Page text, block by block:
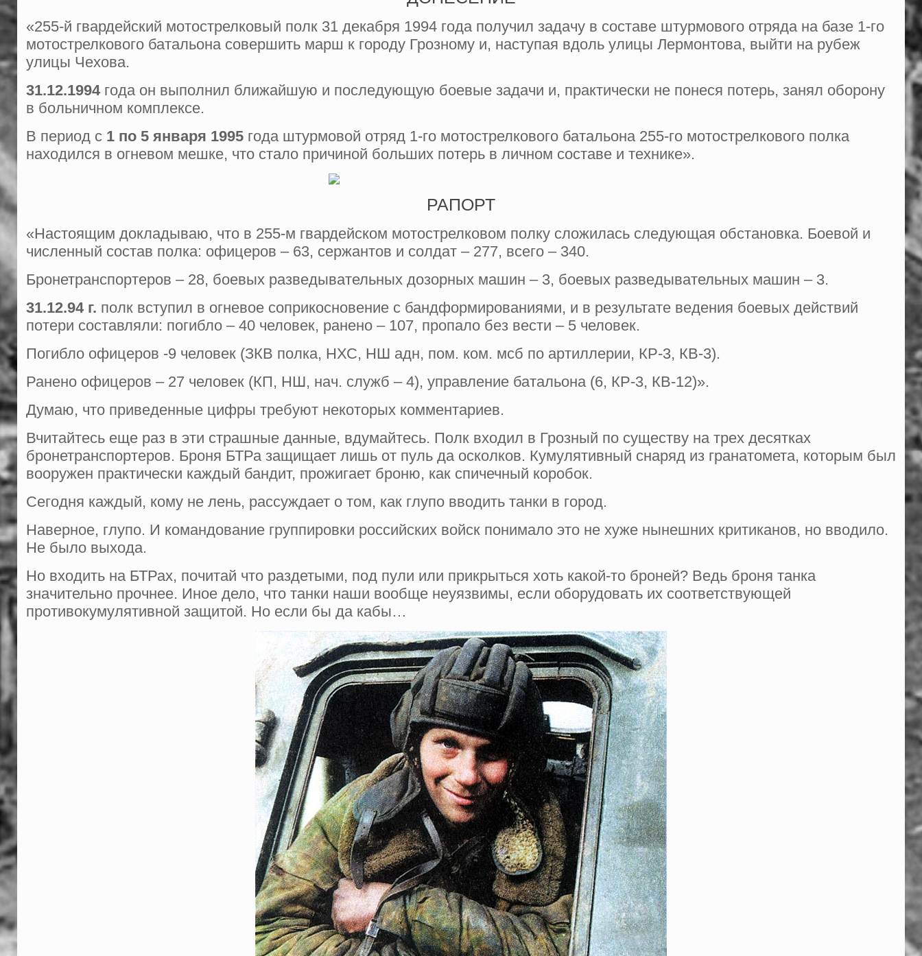
«255-й гвардейский мотострелковый полк 31 декабря 1994 года получил задачу в составе штурмового отряда на базе 1-го
мотострелкового батальона совершить марш к городу Грозному и, наступая вдоль улицы Лермонтова, выйти на рубеж
улицы Чехова.
31.12.1994года он выполнил ближайшую и последующую боевые задачи и, практически не понеся потерь, занял оборону
в больничном комплексе.
В период с 1 по 5 января 1995года штурмовой отряд 1-го мотострелкового батальона 255-го мотострелкового полка
находился в огневом мешке, что стало причиной больших потерь в личном составе и технике».
РАПОРТ
«Настоящим докладываю, что в 255-м гвардейском мотострелковом полку сложилась следующая обстановка. Боевой и
численный состав полка: офицеров – 63, сержантов и солдат – 277, всего – 340.
Бронетранспортеров – 28, боевых разведывательных дозорных машин – 3, боевых разведывательных машин – 3.
31.12.94 г. полк вступил в огневое соприкосновение с бандформированиями, и в результате ведения боевых действий
потери составляли: погибло – 40 человек, ранено – 107, пропало без вести – 5 человек.
Погибло офицеров -9 человек (ЗКВ полка, НХС, НШ адн, пом. ком. мсб по артиллерии, КР-3, КВ-3).
Ранено офицеров – 27 человек (КП, НШ, нач. служб – 4), управление батальона (6, КР-3, КВ-12)».
Думаю, что приведенные цифры требуют некоторых комментариев.
Вчитайтесь еще раз в эти страшные данные, вдумайтесь. Полк входил в Грозный по существу на трех десятках
бронетранспортеров. Броня БТРа защищает лишь от пуль да осколков. Кумулятивный снаряд из гранатомета, которым был
вооружен практически каждый бандит, прожигает броню, как спичечный коробок.
Сегодня каждый, кому не лень, рассуждает о том, как глупо вводить танки в город.
Наверное, глупо. И командование группировки российских войск понимало это не хуже нынешних критиканов, но вводило.
Не было выхода.
Но входить на БТРах, почитай что раздетыми, под пули или прикрыться хоть какой-то броней? Ведь броня танка
значительно прочнее. Иное дело, что танки наши вообще неуязвимы, если оборудовать их соответствующей
противокумулятивной защитой. Но если бы да кабы…